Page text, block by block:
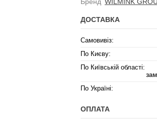
ДОСТАВКА
Самовивіз:
По Києву:
По Київській області:
По Україні:
ОПЛАТА